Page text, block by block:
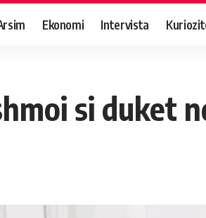
Ekonomi Intervista
si duket